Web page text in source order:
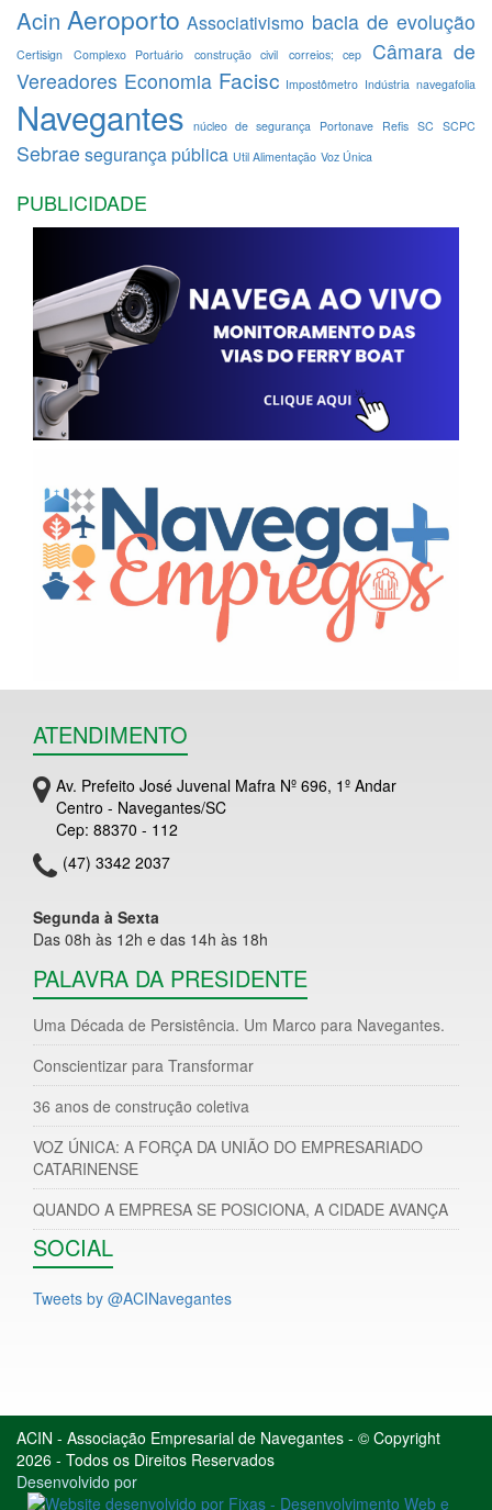
Acin Aeroporto Associativismo bacia de evolução
Certisign Complexo Portuário construção civil correios; cep
Câmara de
Vereadores Economia Facisc Impostômetro Indústria navegafolia
Navegantes núcleo de segurança Portonave Refis SC SCPC
Sebrae segurança pública Util Alimentação Voz Única
PUBLICIDADE
ATENDIMENTO
Av. Prefeito José Juvenal Mafra Nº 696, 1º Andar
Centro - Navegantes/SC
Cep: 88370 - 112
(47) 3342 2037
Segunda à Sexta
Das 08h às 12h e das 14h às 18h
PALAVRA DA PRESIDENTE
Uma Década de Persistência. Um Marco para Navegantes.
Conscientizar para Transformar
36 anos de construção coletiva
VOZ ÚNICA: A FORÇA DA UNIÃO DO EMPRESARIADO
CATARINENSE
QUANDO A EMPRESA SE POSICIONA, A CIDADE AVANÇA
SOCIAL
Tweets by @ACINavegantes
ACIN - Associação Empresarial de Navegantes - © Copyright
2026 - Todos os Direitos Reservados
Desenvolvido por